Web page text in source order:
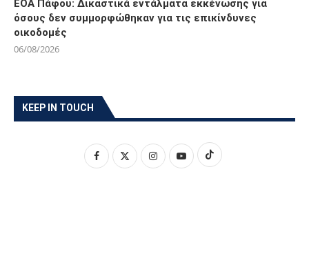
ΕΟΑ Πάφου: Δικαστικά εντάλματα εκκένωσης για
όσους δεν συμμορφώθηκαν για τις επικίνδυνες
οικοδομές
06/08/2026
KEEP IN TOUCH